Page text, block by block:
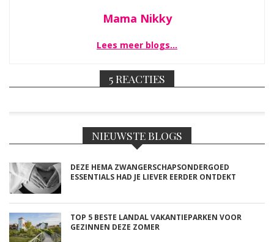
Mama Nikky
Lees meer blogs…
5 REACTIES
NIEUWSTE BLOGS
DEZE HEMA ZWANGERSCHAPSONDERGOED
ESSENTIALS HAD JE LIEVER EERDER ONTDEKT
TOP 5 BESTE LANDAL VAKANTIEPARKEN VOOR
GEZINNEN DEZE ZOMER